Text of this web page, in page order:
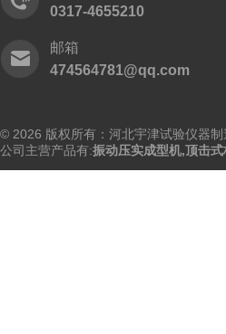
0317-4655210
邮箱
474564781@qq.com
© 2026 版权所有：河北宇津试验仪器
公司主营产品有:振动压实成型机,顶击